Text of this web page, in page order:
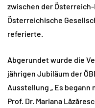
zwischen der
Österreichische
referierte.
Abgerundet wurde die
jährigen Jubiläum der
Ausstellung „ Es begann
Prof. Dr. Mariana